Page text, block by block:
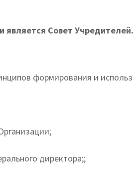
Совет Учредителей.
формирования и
директора;;